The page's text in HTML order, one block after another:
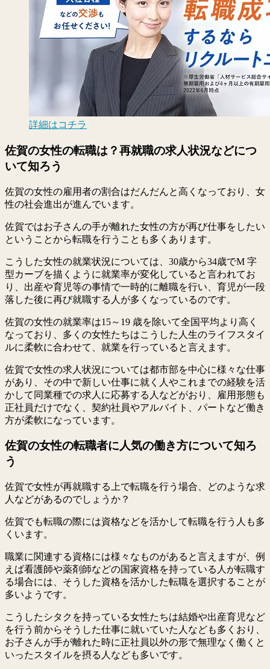
詳細はコチラ
佐賀の女性の転職は？再就職の求人状況などにつ
いて知ろう
佐賀の女性の雇用者の割合はだんだんと高くなっており、女
性の社会進出が進んでいます。
佐賀ではお子さんの手が離れた女性の方が再び仕事をしたい
ということから転職を行うことも多くあります。
こうした女性の就業状況については、30歳から34歳でM 字
型カーブを描くように就業率が変化していると言われてお
り、出産や育児等の事情で一時的に離職を行い、育児が一段
落した後に再び就職する人が多くなっているのです。
佐賀の女性の就業率は15～19 歳を除いて全国平均より高く
なっており、多くの女性たちはこうした人生のライフスタイ
ルに柔軟に合わせて、就業を行っていると言えます。
佐賀で女性の求人状況については都市部を中心に様々な仕事
があり、その中で新しい仕事に就く人やこれまでの経験を活
かして同業種での求人に応募する人などがおり、雇用形態も
正社員だけでなく、契約社員やアルバイト、パートなど働き
方が柔軟になっています。
佐賀の女性の転職者に人気の働き方について知ろ
う
佐賀で女性が再就職する上で転職を行う場合、どのような求
人などがあるのでしょうか？
佐賀でも転職の際には資格などを活かして転職を行う人も多
くいます。
職業に関連する資格には様々なものがあると言えますが、例
えば看護師や薬剤師などの国家資格を持っている人が転職す
る場合には、そうした資格を活かした転職を選択することが
多いようです。
こうしたシタクを持っている女性たちは結婚や出産育児など
を行う前からそうした仕事に就いていた人なども多くおり、
お子さんが手が離れた時に正社員以外の形で無理なく働くと
いったスタイルを摂る人なども多いです。